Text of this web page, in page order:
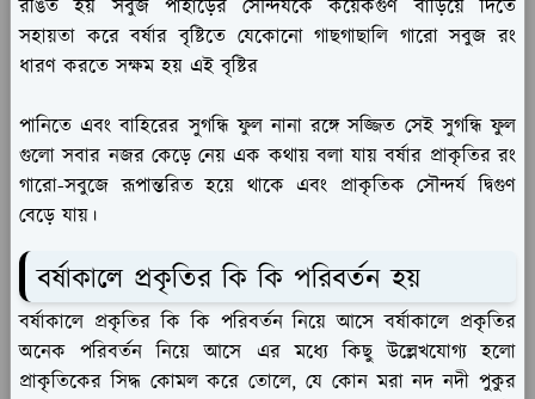
রঙিত হয় সবুজ পাহাড়ের সৌন্দর্যকে কয়েকগুণ বাড়িয়ে দিতে
সহায়তা করে বর্ষার বৃষ্টিতে যেকোনো গাছগাছালি গারো সবুজ রং
ধারণ করতে সক্ষম হয় এই বৃষ্টির
পানিতে এবং বাহিরের সুগন্ধি ফুল নানা রঙ্গে সজ্জিত সেই সুগন্ধি ফুল
গুলো সবার নজর কেড়ে নেয় এক কথায় বলা যায় বর্ষার প্রাকৃতির রং
গারো-সবুজে রূপান্তরিত হয়ে থাকে এবং প্রাকৃতিক সৌন্দর্য দ্বিগুণ
বেড়ে যায়।
বর্ষাকালে প্রকৃতির কি কি পরিবর্তন হয়
বর্ষাকালে প্রকৃতির কি কি পরিবর্তন নিয়ে আসে বর্ষাকালে প্রকৃতির
অনেক পরিবর্তন নিয়ে আসে এর মধ্যে কিছু উল্লেখযোগ্য হলো
প্রাকৃতিকের সিদ্ধ কোমল করে তোলে, যে কোন মরা নদ নদী পুকুর